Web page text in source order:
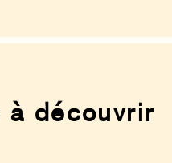
à découvrir